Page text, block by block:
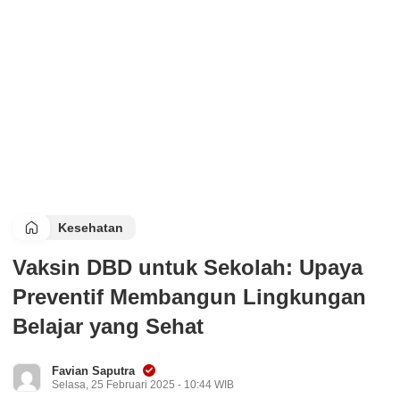
Kesehatan
Vaksin DBD untuk Sekolah: Upaya
Preventif Membangun Lingkungan
Belajar yang Sehat
Favian Saputra
Selasa, 25 Februari 2025 - 10:44 WIB